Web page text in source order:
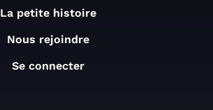
La petite histoire
Nous rejoindre
Se connecter